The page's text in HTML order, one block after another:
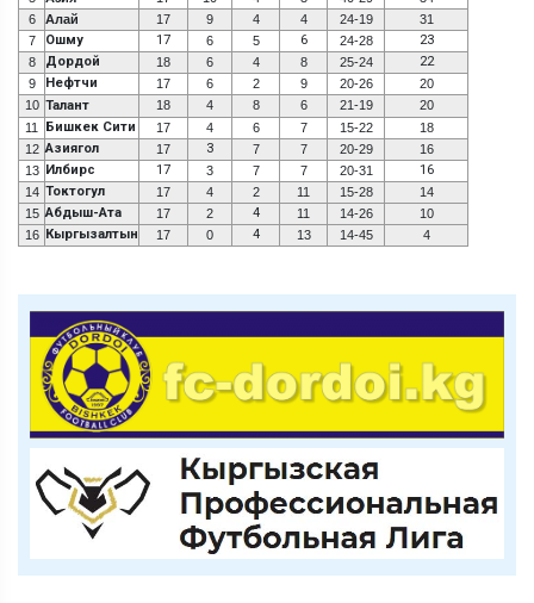
6
Алай 17 9 4 4 24-19
31
7
Ошму 17 6 5 6 24-28 23
8 Дордой 18 6 4 8 25-24 22
9 Нефтчи 17 6 2 9 20-26
20
10 Талант 18 4 8 6 21-19
20
11
Бишкек Сити 17 4 6 7 15-22
18
12 Азиягол 17 3 7 7 20-29
16
13 Илбирс 17 3 7 7 20-31 16
14 Токтогул 17 4 2 11 15-28
14
15 Абдыш-Ата 17 2 4 11 14-26
10
16 Кыргызалтын 17 0 4 13 14-45 4